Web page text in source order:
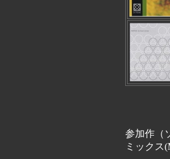
参加作（
ミックス